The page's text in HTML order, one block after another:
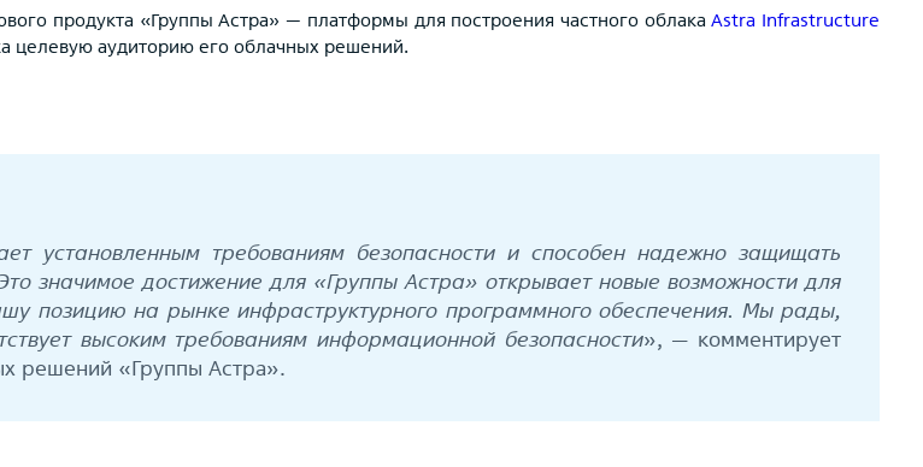
продукта «Группы Астра» — платформы для построения частного облакаAstra Infrastructure
целевую аудиторию его облачных решений.
установленным требованиям безопасности и способен надежно защищать
значимое достижение для «Группы Астра» открывает новые возможности для
позицию на рынке инфраструктурного программного обеспечения. Мы рады,
высоким требованиям информационной безопасности», — комментирует
решений «Группы Астра».